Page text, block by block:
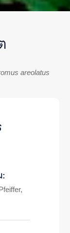
areolatus
: